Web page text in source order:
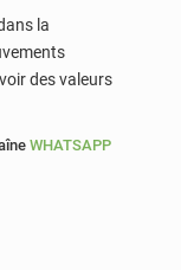
la
des valeurs
WHATSAPP